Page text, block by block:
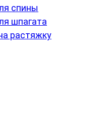
спины
шпагата
растяжку